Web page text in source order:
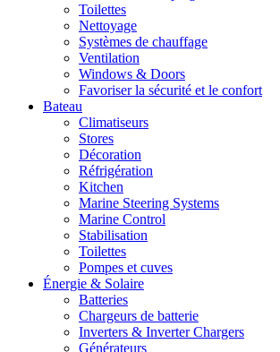
Toilettes
Nettoyage
Systèmes de chauffage
Ventilation
Windows & Doors
Favoriser la sécurité et le confort
Bateau
Climatiseurs
Stores
Décoration
Réfrigération
Kitchen
Marine Steering Systems
Marine Control
Stabilisation
Toilettes
Pompes et cuves
Énergie & Solaire
Batteries
Chargeurs de batterie
Inverters & Inverter Chargers
Générateurs